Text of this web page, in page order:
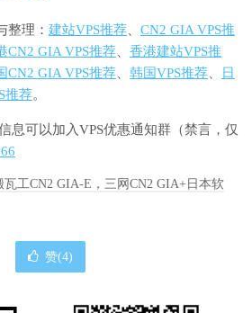
整理： 建站VPS推荐
CN2 GIA VPS推
CN2 GIA VPS推荐
香港建站VPS推
CN2 GIA VPS推荐 韩国VPS推荐
日
推荐。
息可以加入VPS优惠通知群（禁言，仅
瓦工CN2 GIA-E，三网CN2 GIA+日本软
赞(4)